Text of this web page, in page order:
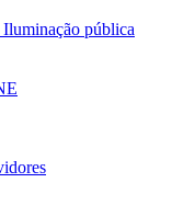
pública